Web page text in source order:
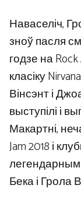
Наваселіч,
зноў пасля
годзе на
класіку
Вінсэнт і
выступілі і
Макартні,
Jam 2018 і
легендарным
Бека і Грола